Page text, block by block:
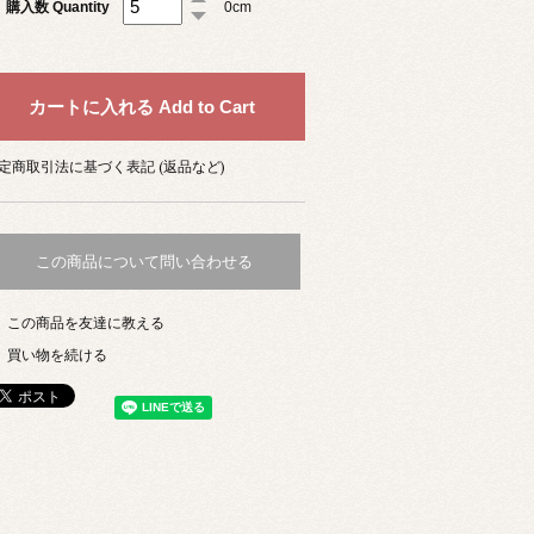
購入数 Quantity 0cm
商取引法に基づく表記 (返品など)
この商品について問い合わせる
この商品を友達に教える
買い物を続ける